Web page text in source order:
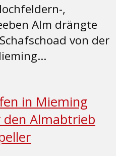
,
Alm drängte
von der